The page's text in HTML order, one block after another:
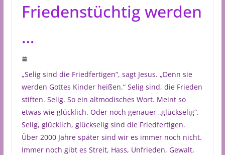
Friedenstüchtig werden
…
„Selig sind die Friedfertigen“, sagt Jesus. „Denn sie
werden Gottes Kinder heißen.“ Selig sind, die Frieden
stiften. Selig. So ein altmodisches Wort. Meint so
etwas wie glücklich. Oder noch genauer „glückselig“.
Selig, glücklich, glückselig sind die Friedfertigen.
Über 2000 Jahre später sind wir es immer noch nicht.
Immer noch gibt es Streit, Hass, Unfrieden, Gewalt,